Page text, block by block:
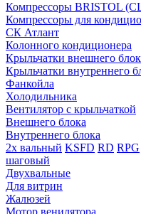
Компрессоры BRISTOL
Компрессоры для
СК Атлант
Колонного кондиционера
Крыльчатки внешнего
Крыльчатки внутреннего
Фанкойла
Холодильника
Вентилятор с крыльчаткой
Внешнего блока
Внутреннего блока
2х вальный KSFD RD RPG
шаговый
Двухвальные
Для витрин
Жалюзей
Мотор венилятора